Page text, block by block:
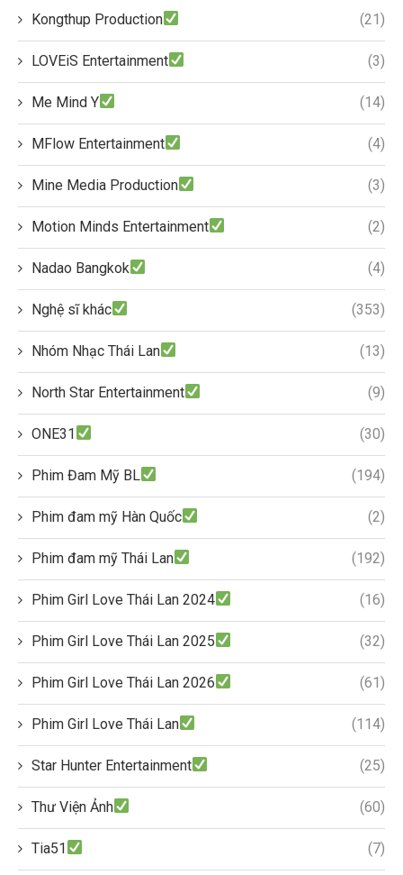
Kongthup Production (21)
LOVEiS Entertainment (3)
Me Mind Y (14)
MFlow Entertainment (4)
Mine Media Production (3)
Motion Minds Entertainment (2)
Nadao Bangkok (4)
Nghệ sĩ khác (353)
Nhóm Nhạc Thái Lan (13)
North Star Entertainment (9)
ONE31 (30)
Phim Đam Mỹ BL (194)
Phim đam mỹ Hàn Quốc (2)
Phim đam mỹ Thái Lan (192)
Phim Girl Love Thái Lan 2024 (16)
Phim Girl Love Thái Lan 2025 (32)
Phim Girl Love Thái Lan 2026 (61)
Phim Girl Love Thái Lan (114)
Star Hunter Entertainment (25)
Thư Viện Ảnh (60)
Tia51 (7)